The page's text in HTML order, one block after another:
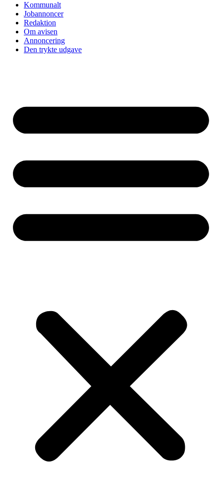
Kommunalt
Jobannoncer
Redaktion
Om avisen
Annoncering
Den trykte udgave